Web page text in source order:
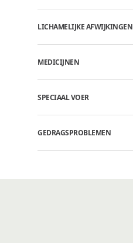
LICHAMELIJKE AFWIJKINGEN
MEDICIJNEN
SPECIAAL VOER
GEDRAGSPROBLEMEN